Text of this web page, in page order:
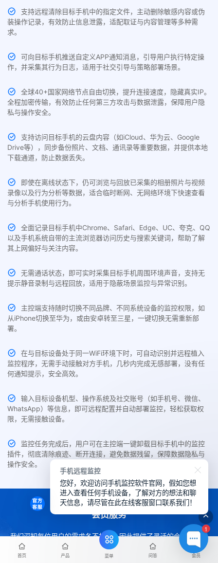
支持远程清除目标手机中的指定文件，主动删除敏感内容或伪
装操作记录，有效防止信息泄露，适配取证与内容管理等多种需
求。
可向目标手机推送自定义APP通知消息，引导用户执行特定操
作，并采集其行为日志，适用于社交引导与策略部署场景。
全球40+国家网络节点自由切换，提升连接速度，隐藏真实IP。
全程加密传输，有效防止任何第三方攻击与数据泄露，保障用户隐
私与操作安全。
支持访问目标手机的云盘内容（如iCloud、华为云、Google
Drive等），同步备份照片、文档、通讯录等重要数据，并提供本地
下载通道，防止数据丢失。
即使在离线状态下，仍可浏览与回放已采集的相册照片与视频
录像以及行为分析等数据，适合临时断网、无网络环境下快速查看
与分析手机使用行为。
全面记录目标手机中Chrome、Safari、Edge、UC、夸克、QQ
以及手机系统自带的主流浏览器访问历史与搜索关键词，帮助了解
其上网偏好与关注内容。
无需通话状态，即可实时采集目标手机周围环境声音，支持无
提示静音录制与远程回放，适用于隐蔽场景监控与异常识别。
主控端支持随时切换不同品牌、不同系统设备的监控权限，如
从iPhone切换至华为，或由安卓转至三星，一键切换无需重新部
署。
在与目标设备处于同一WiFi环境下时，可自动识别并远程植入
监控程序，无需手动接触对方手机，几秒内完成无感部署，没有任
何通知提示，安全高效。
输入目标设备机型、操作系统及社交账号（如手机号、微信、
WhatsApp）等信息，即可远程配置并自动部署监控，轻松获取权
限，无需接触设备。
监控任务完成后，用户可在主控端一键卸载目标手机中的监控
插件，彻底清除痕迹、断开连接，避免数据残留，保障数据隐私与
操作安全。
会员服务
我们深知每位用户的需求各不相同，因此提供了灵活的会员服务选
项，助您更高效地使用Pegasus飞马软件。您可轻松通过下方内容
了解各项权益详情。
首页 产品 菜单 问答 会员
1
手机远程监控
您好，欢迎访问手机监控软件官网，假如您想
进入查看任何手机设备，了解对方的想法和聊
天信息，请尽管在此在线客服窗口联系我们！